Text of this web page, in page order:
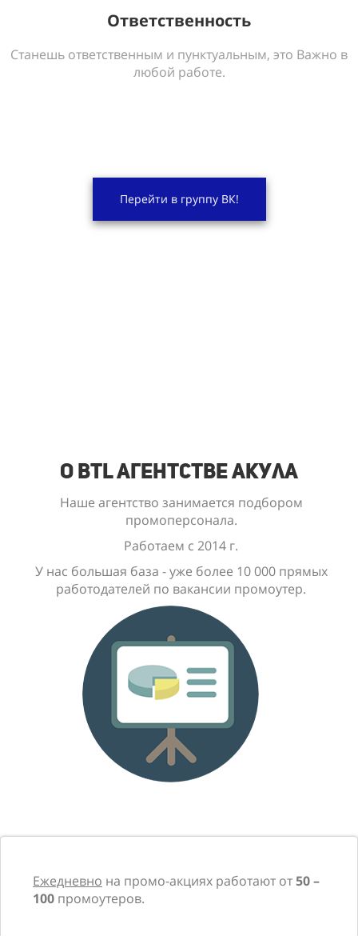
Ответственность
Станешь ответственным и пунктуальным, это Важно в
любой работе.
Перейти в группу ВК!
О BTL Агентстве Акула
Наше агентство занимается подбором
промоперсонала.
Работаем с 2014 г.
У нас большая база - уже более 10 000 прямых
работодателей по вакансии промоутер.
Ежедневно на промо-акциях работают от50 –
100 промоутеров.